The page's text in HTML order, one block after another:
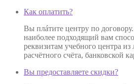
Как оплатить?
Вы плáтите центру по
наиболее подходящий вам
реквизитам учебного центра из
расчётного счёта, банковской
Вы предоставляете скидки?